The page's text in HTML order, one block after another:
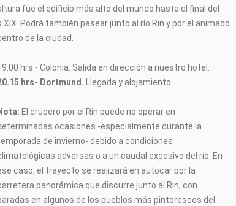
fue el edificio más alto del mundo hasta el final del
Podrá también pasear junto al río Rin y por el animado
de la ciudad.
hrs.- Colonia. Salida en dirección a nuestro hotel.
hrs- Dortmund. Llegada y alojamiento.
El crucero por el Rin puede no operar en
ocasiones -especialmente durante la
de invierno- debido a condiciones
adversas o a un caudal excesivo del río. En
caso, el trayecto se realizará en autocar por la
panorámica que discurre junto al Rin, con
en algunos de los pueblos más pintorescos del